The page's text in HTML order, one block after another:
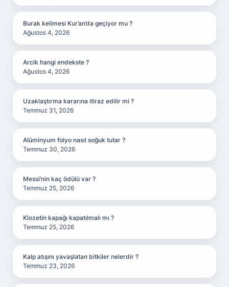
Burak kelimesi Kur’an’da geçiyor mu ?
Ağustos 4, 2026
Arclk hangi endekste ?
Ağustos 4, 2026
Uzaklaştırma kararına itiraz edilir mi ?
Temmuz 31, 2026
Alüminyum folyo nasıl soğuk tutar ?
Temmuz 30, 2026
Messi’nin kaç ödülü var ?
Temmuz 25, 2026
Klozetin kapağı kapatılmalı mı ?
Temmuz 25, 2026
Kalp atışını yavaşlatan bitkiler nelerdir ?
Temmuz 23, 2026